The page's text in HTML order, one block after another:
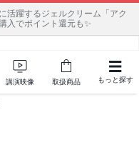
活躍するジェルクリーム「アク
入でポイント還元も✨
講演映像 取扱商品 もっと探す